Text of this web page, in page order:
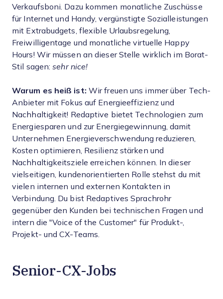
Verkaufsboni. Dazu kommen monatliche Zuschüsse
für Internet und Handy, vergünstigte Sozialleistungen
mit Extrabudgets, flexible Urlaubsregelung,
Freiwilligentage und monatliche virtuelle Happy
Hours! Wir müssen an dieser Stelle wirklich im Borat-
Stil sagen:sehr nice!
Warum es heiß ist: Wir freuen uns immer über Tech-
Anbieter mit Fokus auf Energieeffizienz und
Nachhaltigkeit! Redaptive bietet Technologien zum
Energiesparen und zur Energiegewinnung, damit
Unternehmen Energieverschwendung reduzieren,
Kosten optimieren, Resilienz stärken und
Nachhaltigkeitsziele erreichen können. In dieser
vielseitigen, kundenorientierten Rolle stehst du mit
vielen internen und externen Kontakten in
Verbindung. Du bist Redaptives Sprachrohr
gegenüber den Kunden bei technischen Fragen und
intern die "Voice of the Customer" für Produkt-,
Projekt- und CX-Teams.
Senior-CX-Jobs